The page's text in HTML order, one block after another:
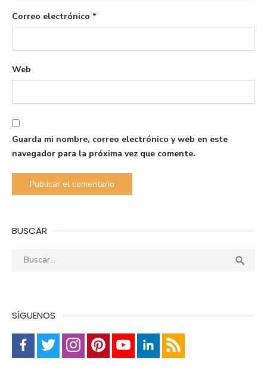
Correo electrónico *
Web
Guarda mi nombre, correo electrónico y web en este
navegador para la próxima vez que comente.
BUSCAR
Buscar: 
SÍGUENOS